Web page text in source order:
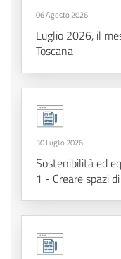
06 Agosto 2026
Luglio 2026, il
Toscana
30 Luglio 2026
Sostenibilità ed
1 - Creare spazi